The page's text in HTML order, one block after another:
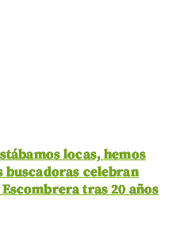
locas, hemos
buscadoras celebran
tras 20 años